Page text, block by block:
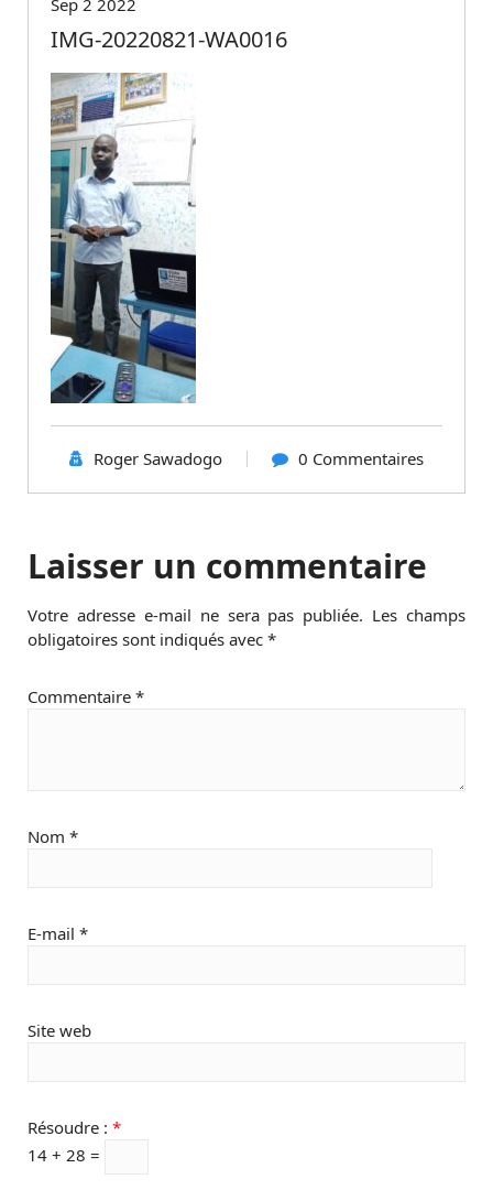
IMG-20220821-WA0016
Roger Sawadogo 0 Commentaires
Laisser un commentaire
Votre adresse e-mail ne sera pas publiée. Les champs
obligatoires sont indiqués avec *
Commentaire *
Nom *
E-mail *
Site web
Résoudre : *
14 + 28 =